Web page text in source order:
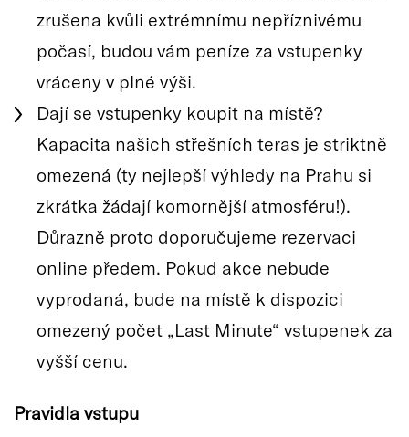
zrušena kvůli extrémnímu nepříznivému
počasí, budou vám peníze za vstupenky
vráceny v plné výši.
Dají se vstupenky koupit na místě?
Kapacita našich střešních teras je striktně
omezená (ty nejlepší výhledy na Prahu si
zkrátka žádají komornější atmosféru!).
Důrazně proto doporučujeme rezervaci
online předem. Pokud akce nebude
vyprodaná, bude na místě k dispozici
omezený počet „Last Minute“ vstupenek za
vyšší cenu.
Pravidla vstupu